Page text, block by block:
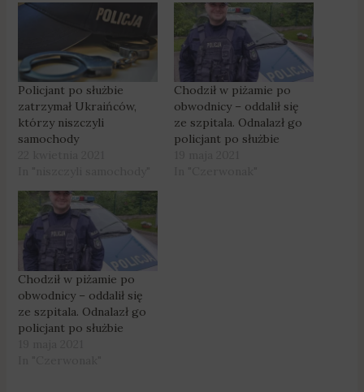
Policjant po służbie
zatrzymał Ukraińców,
którzy niszczyli
samochody
Chodził w piżamie po
obwodnicy – oddalił się
ze szpitala. Odnalazł go
policjant po służbie
Chodził w piżamie po
obwodnicy – oddalił się
ze szpitala. Odnalazł go
policjant po służbie